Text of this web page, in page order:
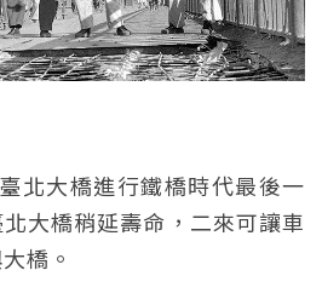
北大橋進行鐵橋時代最後一
大橋稍延壽命，二來可讓車
橋。